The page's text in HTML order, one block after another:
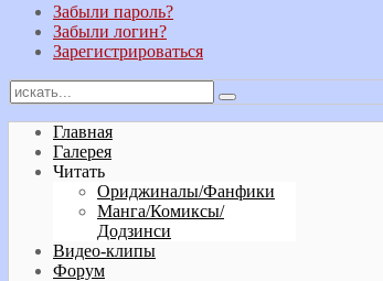
Забыли пароль?
Забыли логин?
Зарегистрироваться
Главная
Галерея
Читать
Ориджиналы/Фанфики
Манга/Комиксы/
Додзинси
Видео-клипы
Форум